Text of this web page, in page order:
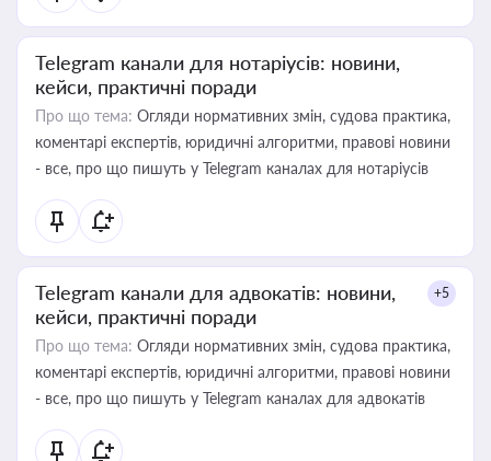
Telegram канали для нотаріусів: новини,
кейси, практичні поради
Про що тема: Огляди нормативних змін, судова практика,
коментарі експертів, юридичні алгоритми, правові новини
- все, про що пишуть у Telegram каналах для нотаріусів
Telegram канали для адвокатів: новини,
кейси, практичні поради
+5
Про що тема: Огляди нормативних змін, судова практика,
коментарі експертів, юридичні алгоритми, правові новини
- все, про що пишуть у Telegram каналах для адвокатів